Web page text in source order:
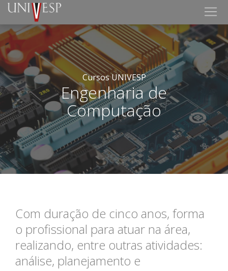
Cursos UNIVESP
Engenharia de
Computação
Com duração de cinco anos, forma
o profissional para atuar na área,
realizando, entre outras atividades:
análise, planejamento e